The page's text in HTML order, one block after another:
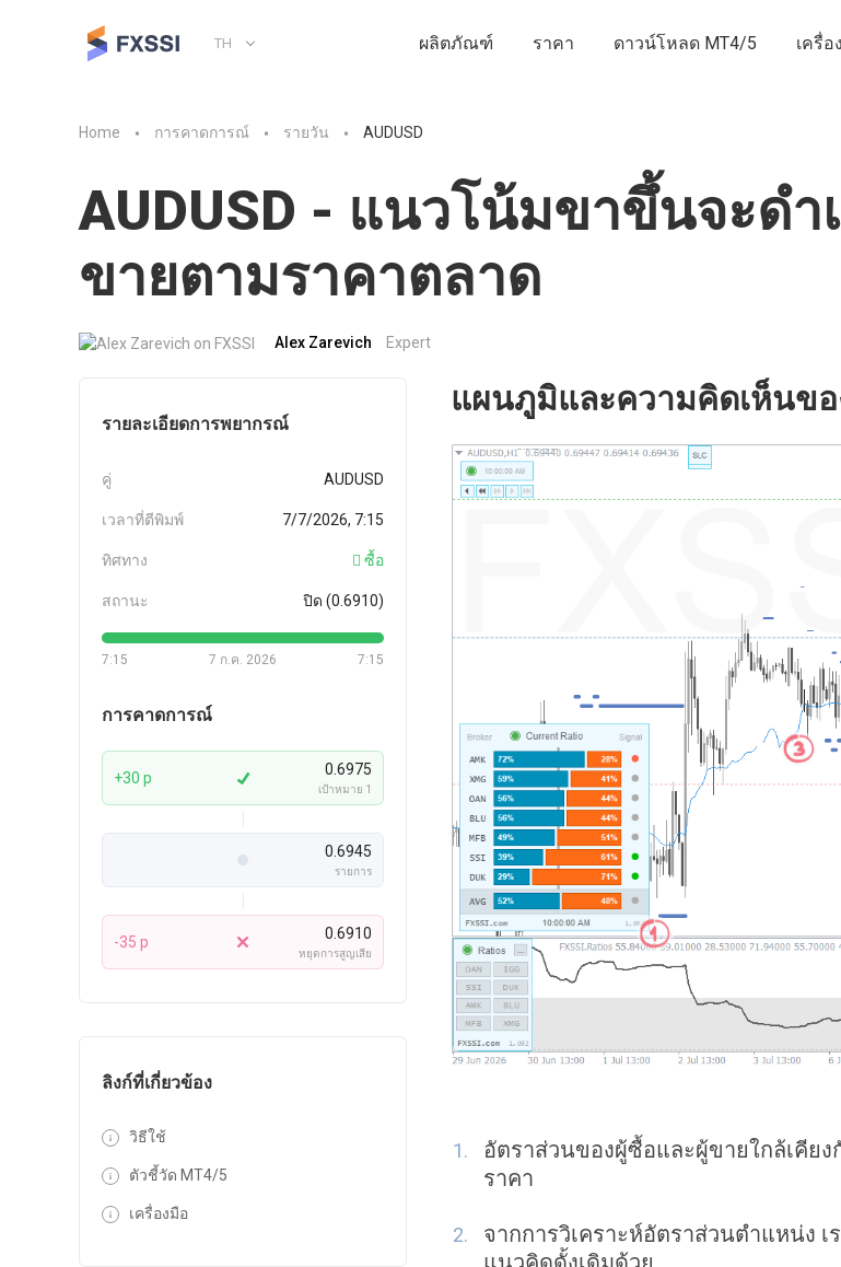
TH ผลิตภัณฑ์ ราคา ดาวน์โหลด MT4/5 เครื่อ
Home การคาดการณ์ รายวัน AUDUSD
AUDUSD - แนวโน้มขาขึ้นจะด
ขายตามราคาตลาด
Alex Zarevich Expert
รายละเอียดการพยากรณ์
คู่ AUDUSD
เวลาที่ตีพิมพ์ 7/7/2026, 7:15
ทิศทาง ซื้อ
สถานะ ปิด (0.6910)
7:15 7:15
7 ก.ค. 2026
การคาดการณ์
+30 p 0.6975
เป้าหมาย 1
0.6945
รายการ
-35 p 0.6910
หยุดการสูญเสีย
ลิงก์ที่เกี่ยวข้อง
วิธีใช้
ตัวชี้วัด MT4/5
เครื่องมือ
แผนภูมิและความคิดเห็นขอ
อัตราส่วนของผู้ซื้อและผู้ขายใกล้เคีย
ราคา
จากการวิเคราะห์อัตราส่วนตำแหน่ง